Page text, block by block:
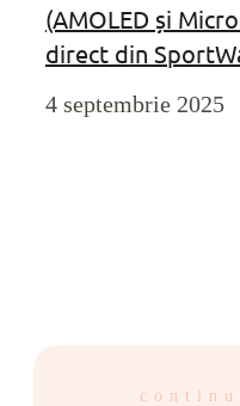
(AMOLED și
direct din
4 septembrie 2025